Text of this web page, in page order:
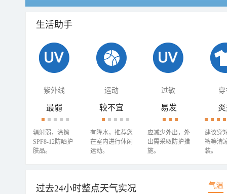
生活助手
紫外线 运动 过敏 穿
最弱
辐射弱，涂擦
SPF8-12防晒护
肤品。
较不宜
有降水，推荐您
在室内进行休闲
运动。
易发
应减少外出，外
出需采取防护措
施。
建议穿
裤等清
装。
过去24小时整点天气实况 气温